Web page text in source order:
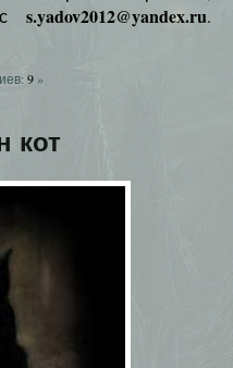
s.yadov2012@yandex.ru.
9 »
кот